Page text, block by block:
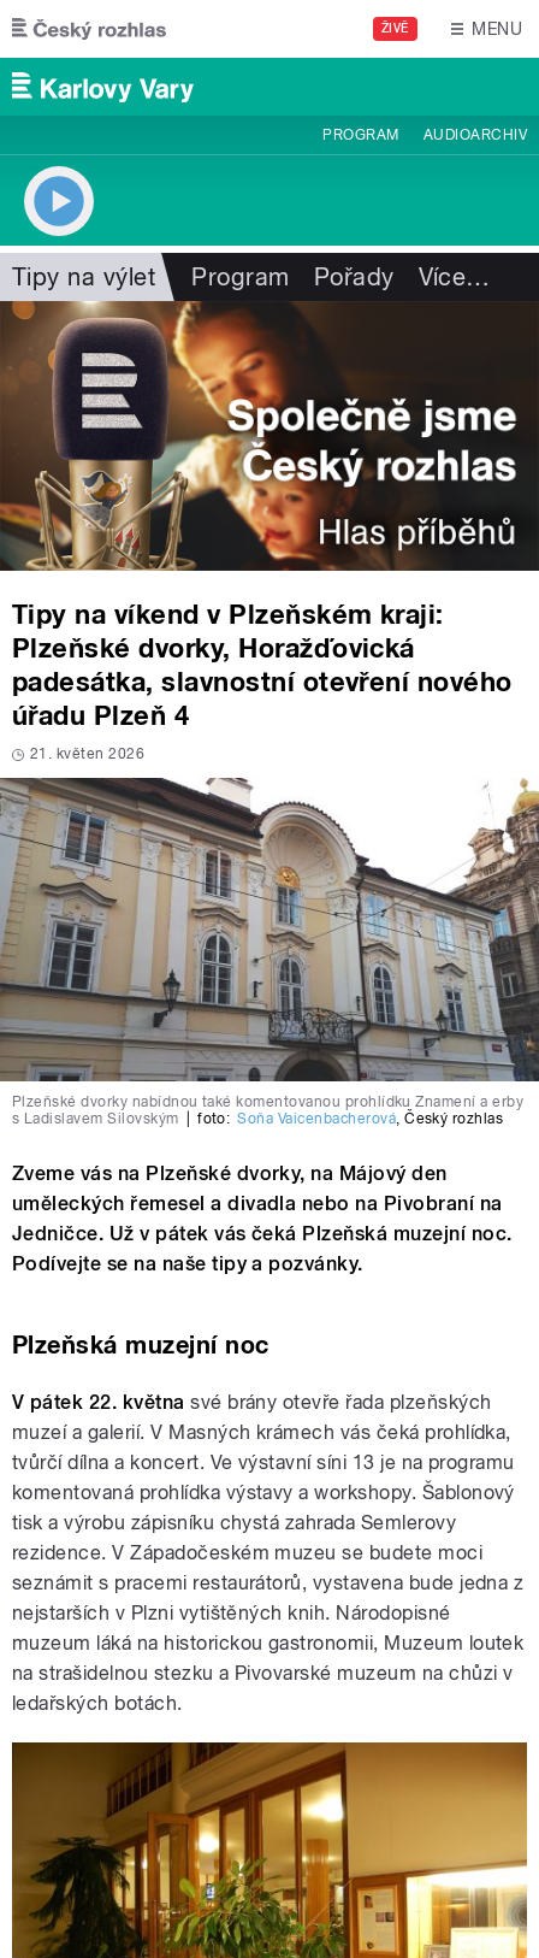
Přejít k hlavnímu obsahu
ŽIVĚ MENU
PROGRAM AUDIOARCHIV
Tipy na výlet Program Pořady Více…
Tipy na víkend v Plzeňském kraji:
Plzeňské dvorky, Horažďovická
padesátka, slavnostní otevření nového
úřadu Plzeň 4
21. květen 2026
Plzeňské dvorky nabídnou také komentovanou prohlídku Znamení a erby
s Ladislavem Silovským
foto: Soňa Vaicenbacherová,Český rozhlas
Zveme vás na Plzeňské dvorky, na Májový den
uměleckých řemesel a divadla nebo na Pivobraní na
Jedničce. Už v pátek vás čeká Plzeňská muzejní noc.
Podívejte se na naše tipy a pozvánky.
Plzeňská muzejní noc
V pátek 22. května své brány otevře řada plzeňských
muzeí a galerií. V Masných krámech vás čeká prohlídka,
tvůrčí dílna a koncert. Ve výstavní síni 13 je na programu
komentovaná prohlídka výstavy a workshopy. Šablonový
tisk a výrobu zápisníku chystá zahrada Semlerovy
rezidence. V Západočeském muzeu se budete moci
seznámit s pracemi restaurátorů, vystavena bude jedna z
nejstarších v Plzni vytištěných knih. Národopisné
muzeum láká na historickou gastronomii, Muzeum loutek
na strašidelnou stezku a Pivovarské muzeum na chůzi v
ledařských botách.